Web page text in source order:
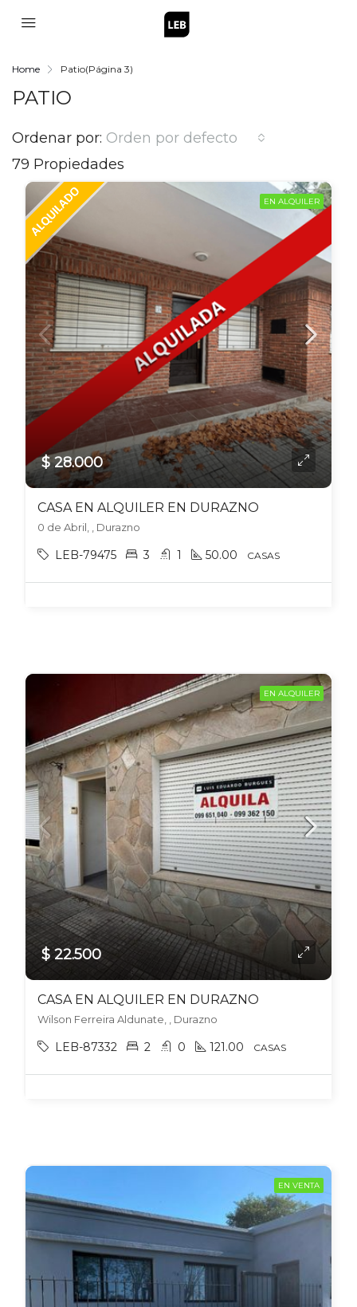
Home Patio(Página 3)
PATIO
79 Propiedades
Ordenar por: Orden por defecto
EN ALQUILER
$ 28.000
CASA EN ALQUILER EN DURAZNO
0 de Abril, , Durazno
LEB-79475 3 1 50.00 CASAS
EN ALQUILER
$ 22.500
CASA EN ALQUILER EN DURAZNO
Wilson Ferreira Aldunate, , Durazno
LEB-87332 2 0 121.00 CASAS
EN VENTA